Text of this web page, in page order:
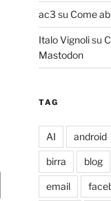
ac3 su Come
Italo Vignolisu
Mastodon
TAG
AI android
birra blog
email